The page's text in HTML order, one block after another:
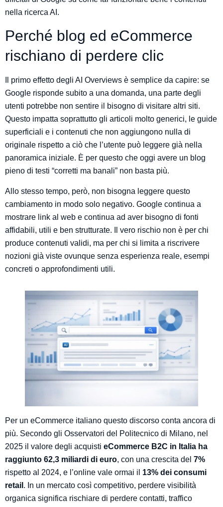
nella ricerca AI.
Perché blog ed eCommerce
rischiano di perdere clic
Il primo effetto degli AI Overviews è semplice da capire: se
Google risponde subito a una domanda, una parte degli
utenti potrebbe non sentire il bisogno di visitare altri siti.
Questo impatta soprattutto gli articoli molto generici, le guide
superficiali e i contenuti che non aggiungono nulla di
originale rispetto a ciò che l’utente può leggere già nella
panoramica iniziale. È per questo che oggi avere un blog
pieno di testi “corretti ma banali” non basta più.
Allo stesso tempo, però, non bisogna leggere questo
cambiamento in modo solo negativo. Google continua a
mostrare link al web e continua ad aver bisogno di fonti
affidabili, utili e ben strutturate. Il vero rischio non è per chi
produce contenuti validi, ma per chi si limita a riscrivere
nozioni già viste ovunque senza esperienza reale, esempi
concreti o approfondimenti utili.
Per un eCommerce italiano questo discorso conta ancora di
più. Secondo gli Osservatori del Politecnico di Milano, nel
2025 il valore degli acquisti eCommerce B2C in Italia ha
raggiunto 62,3 miliardi di euro, con una crescita del 7%
rispetto al 2024, e l’online vale ormai il 13% dei consumi
retail . In un mercato così competitivo, perdere visibilità
organica significa rischiare di perdere contatti, traffico